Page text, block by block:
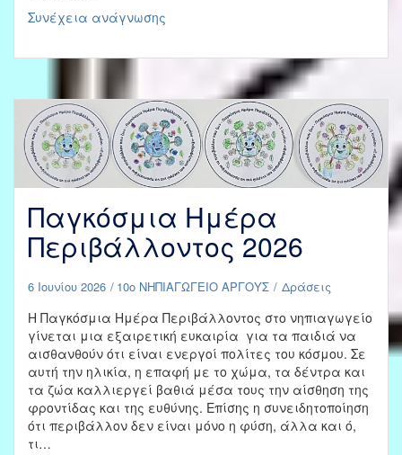
Συνέχεια ανάγνωσης
«Ενδιαφέρομαι
Ενεργώ
για
να
προστατέψω
το
που
ζω»
Παγκόσμια Ημέρα
Περιβάλλοντος 2026
6 Ιουνίου 2026 10ο ΝΗΠΙΑΓΩΓΕΙΟ ΑΡΓΟΥΣ Δράσεις
Η Παγκόσμια Ημέρα Περιβάλλοντος στο νηπιαγωγείο
γίνεται μια εξαιρετική ευκαιρία για τα παιδιά να
αισθανθούν ότι είναι ενεργοί πολίτες του κόσμου. Σε
αυτή την ηλικία, η επαφή με το χώμα, τα δέντρα και
τα ζώα καλλιεργεί βαθιά μέσα τους την αίσθηση της
φροντίδας και της ευθύνης. Επίσης η συνειδητοποίηση
ότι περιβάλλον δεν είναι μόνο η φύση, άλλα και ό,
τι…